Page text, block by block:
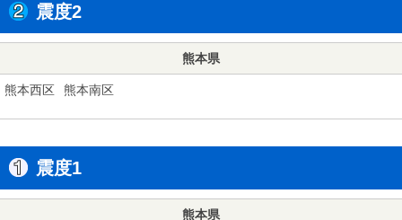
震度2
熊本県
熊本西区 熊本南区
震度1
熊本県